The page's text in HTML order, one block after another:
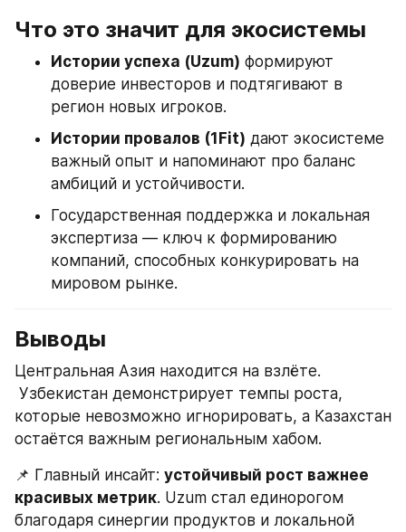
Что это значит для экосистемы
Истории успеха (Uzum) формируют
доверие инвесторов и подтягивают в
регион новых игроков.
Истории провалов (1Fit) дают экосистеме
важный опыт и напоминают про баланс
амбиций и устойчивости.
Государственная поддержка и локальная
экспертиза — ключ к формированию
компаний, способных конкурировать на
мировом рынке.
Выводы
Центральная Азия находится на взлёте.
которые невозможно игнорировать, а Казахстан
остаётся важным региональным хабом.
📌 Главный инсайт: устойчивый рост важнее
красивых метрик. Uzum стал единорогом
благодаря синергии продуктов и локальной